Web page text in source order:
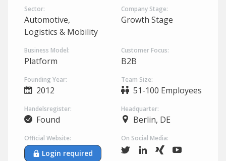
Sector:
Automotive,
Logistics & Mobility
Company Stage:
Growth Stage
Business Model:
Platform
Customer Focus:
B2B
Founding Year:
2012
Team Size:
51-100 Employees
Handelsregister:
Found
Headquarter:
Berlin, DE
Official Website:
Login required
On Social Media: